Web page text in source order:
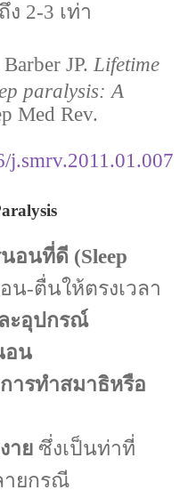
2-3 เท่า
JP. Lifetime
paralysis: A
Med Rev.
j.smrv.2011.01.007
อนที่ดี (Sleep
น-ตื่นให้ตรงเวลา
ะอุปกรณ์
อน
ารทำสมาธิหรือ
าย ซึ่งเป็นท่าที่
ายกรณี